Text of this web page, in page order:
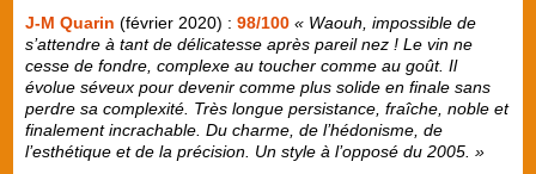
J-M Quarin (février 2020) : 98/100 « Waouh, impossible de
s’attendre à tant de délicatesse après pareil nez ! Le vin ne
cesse de fondre, complexe au toucher comme au goût. Il
évolue séveux pour devenir comme plus solide en finale sans
perdre sa complexité. Très longue persistance, fraîche, noble et
finalement incrachable. Du charme, de l’hédonisme, de
l’esthétique et de la précision. Un style à l’opposé du 2005. »